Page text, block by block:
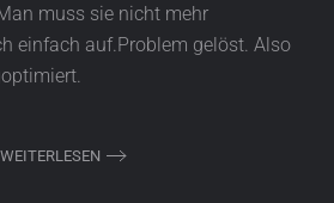
muss sie nicht mehr
einfach auf.Problem gelöst. Also
WEITERLESEN